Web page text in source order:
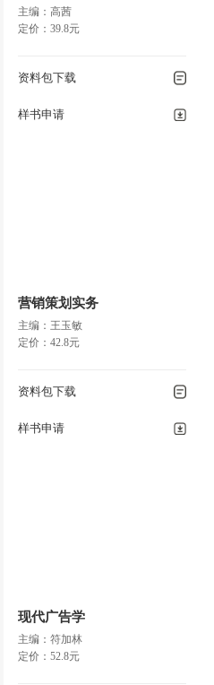
主编：高茜
定价：39.8元
资料包下载
样书申请
营销策划实务
主编：王玉敏
定价：42.8元
资料包下载
样书申请
现代广告学
主编：符加林
定价：52.8元